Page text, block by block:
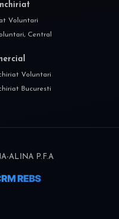
Voluntari
Central
Voluntari
Bucuresti
ALINA P.F.A